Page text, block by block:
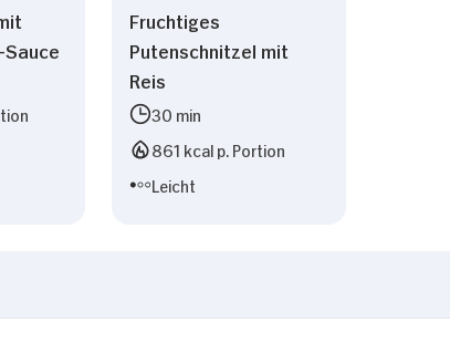
Fruchtiges
Putenschnitzel mit
Reis
30 min
861 kcal p. Portion
Leicht